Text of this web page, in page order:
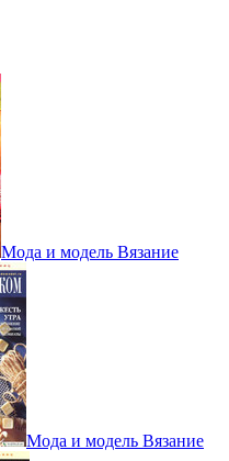
Мода и модель Вязание
Мода и модель Вязание